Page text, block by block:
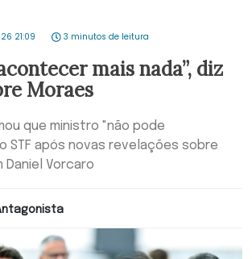
21:09 3 minutos de leitura
mais nada”, diz
Moraes
que ministro "não pode
STF após novas revelações sobre
Vorcaro